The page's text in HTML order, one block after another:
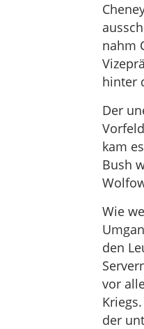
nahm
hinter
Der
kam
Bush
Wie
den
vor
der